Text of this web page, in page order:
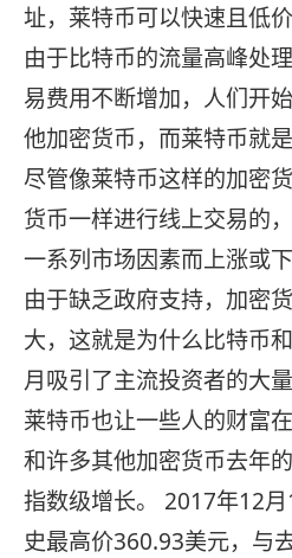
址，莱特币可以快速且低
由于比特币的流量高峰处
易费用不断增加，人们开
他加密货币，而莱特币就是
尽管像莱特币这样的加密
货币一样进行线上交易的
一系列市场因素而上涨或下
由于缺乏政府支持，加密
大，这就是为什么比特币
月吸引了主流投资者的大量
莱特币也让一些人的财富
和许多其他加密货币去年
指数级增长。 2017年12
史最高价360.93美元，与